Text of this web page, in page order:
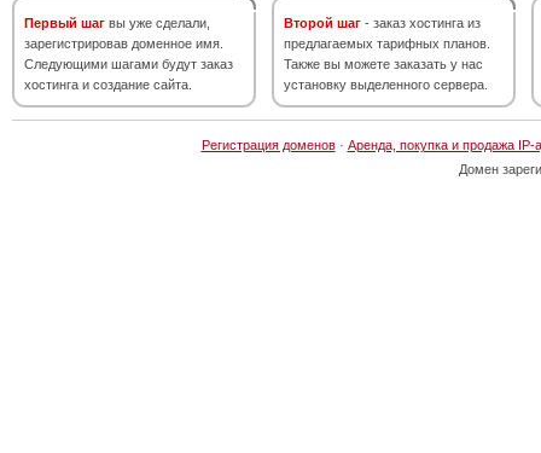
Первый шаг вы уже сделали,
зарегистрировав доменное имя.
Следующими шагами будут заказ
хостинга и создание сайта.
Второй шаг - заказ хостинга из
предлагаемых тарифных планов.
Также вы можете заказать у нас
установку выделенного сервера.
Регистрация доменов· Аренда, покупка и продажа IP-
Домен